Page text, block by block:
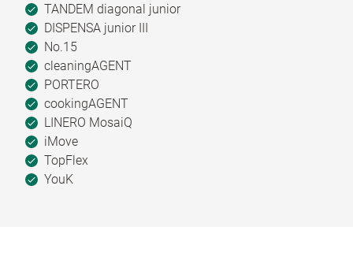
TANDEM diagonal junior
DISPENSA junior III
No.15
cleaningAGENT
PORTERO
cookingAGENT
LINERO MosaiQ
iMove
TopFlex
YouK